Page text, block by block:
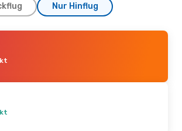
Nur Hinflug